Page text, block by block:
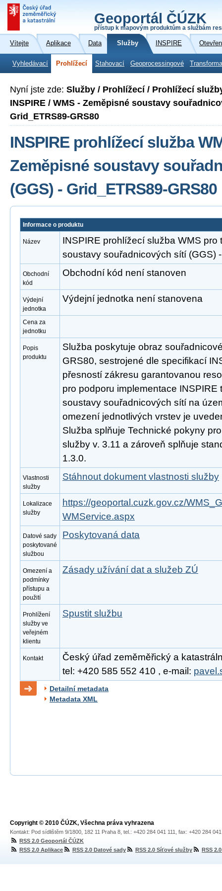
Geoportál ČÚZK
přístup k mapovým produktům a službám
Vítejte Aplikace Data Služby INSPIRE
Vyhledávací Prohlížecí Stahovací Geoprocessingové
Nyní jste zde: Služby / Prohlížecí / Prohlížecí
INSPIRE / WMS - Zeměpisné soustavy
Grid_ETRS89-GRS80
INSPIRE prohlížecí služba
Zeměpisné soustavy
(GGS) - Grid_ETRS89-GRS80
Informace o produktu
Název
INSPIRE prohlížecí služba WMS pro
soustavy souřadnicových sítí (GGS)
Obchodní
kód
Obchodní kód není stanoven
Výdejní
jednotka
Výdejní jednotka není stanovena
Cena za
jednotku
Popis
produktu
Služba poskytuje obraz
GRS80, sestrojené dle specifikací
přesností zákresu garantovanou
pro podporu implementace INSPIRE
soustavy souřadnicových sítí na
omezení jednotlivých vrstev je
Služba splňuje Technické pokyny
služby v. 3.11 a zároveň splňuje
1.3.0.
Vlastnosti
služby
Stáhnout dokument vlastnosti služby
Lokalizace
služby
https://geoportal.cuzk.gov.cz/
WMService.aspx
Datové sady
poskytované
službou
Poskytovaná data
Omezení a
podmínky
přístupu a
použití
Zásady užívání dat a služeb ZÚ
Prohlížení
služby ve
veřejném
klientu
Spustit službu
Kontakt
Český úřad zeměměřický a
tel: +420 585 552 410 , e-mail:
Detailní metadata
Metadata XML
Copyright © 2010 ČÚZK, Všechna práva vyhrazena
Kontakt: Pod sídlištěm 9/1800, 182 11 Praha 8, tel.: +420 284 041 111, fax: +420 284
RSS 2.0 Geoportál ČÚZK
RSS 2.0 Aplikace
RSS 2.0 Datové sady RSS 2.0 Síťové služby RSS